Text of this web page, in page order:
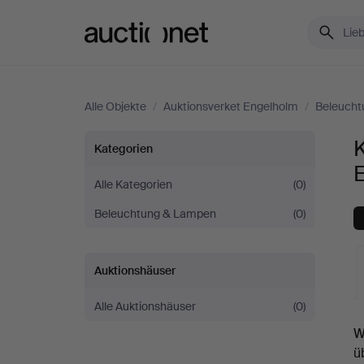
Alle Objekte / Auktionsverket Engelholm /
Kronleuchter
bei
Auktionsverket
Engelholm
Kategorien
Alle Kategorien
(0)
Beleuchtung & Lampen
(0)
Auktionshäuser
Alle Auktionshäuser (0)